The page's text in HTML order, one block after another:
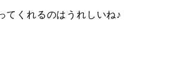
てくれるのはうれしいね♪